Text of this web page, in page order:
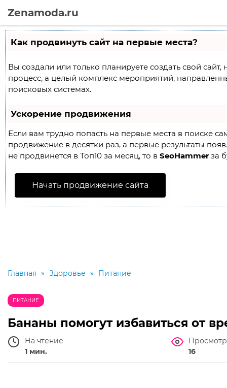
Zenamoda.ru
Как продвинуть сайт на первые места?
Вы создали или только планируете создать свой
процесс, а целый комплекс мероприятий,
поисковых системах.
Ускорение продвижения
Если вам трудно попасть на первые места в поиске
продвижение в десятки раз, а первые результаты
не продвинется в Топ10 за месяц, то в SeoHammer за
Начать продвижение сайта
Главная » Здоровье » Питание
ПИТАНИЕ
Бананы помогут избавиться от
На чтение
1 мин.
16